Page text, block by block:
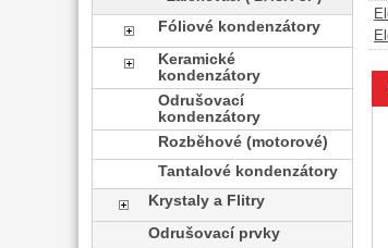
Fóliové kondenzátory
Keramické
kondenzátory
Odrušovací
kondenzátory
Rozběhové (motorové)
Tantalové kondenzátory
Krystaly a Flitry
Odrušovací prvky